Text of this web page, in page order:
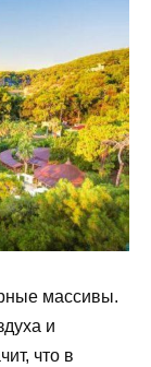
массивы.
и
что в